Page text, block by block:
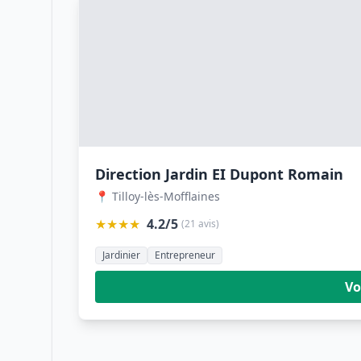
Direction Jardin EI Dupont Romain
📍 Tilloy-lès-Mofflaines
★★★★ 4.2/5 (21 avis)
Jardinier Entrepreneur